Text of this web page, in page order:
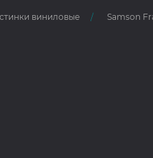
виниловые Samson